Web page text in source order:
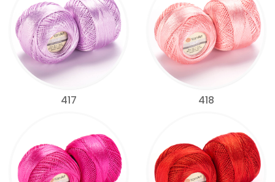
417 418